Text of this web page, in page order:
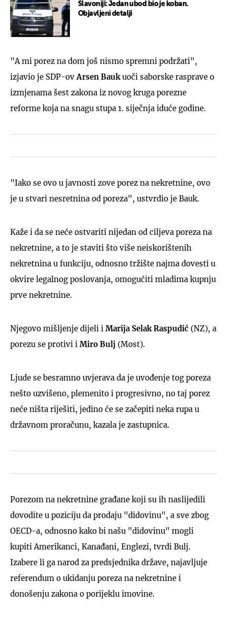
Slavoniji: Jedan ubod bio je koban.
Objavljeni detalji
"A mi porez na dom još nismo spremni podržati",
izjavio je SDP-ovArsen Baukuoči saborske rasprave o
izmjenama šest zakona iz novog kruga porezne
reforme koja na snagu stupa 1. siječnja iduće godine.
"Iako se ovo u javnosti zove porez na nekretnine, ovo
je u stvari nesretnina od poreza", ustvrdio je Bauk.
Kaže i da se neće ostvariti nijedan od ciljeva poreza na
nekretnine, a to je staviti što više neiskorištenih
nekretnina u funkciju, odnosno tržište najma dovesti u
okvire legalnog poslovanja, omogućiti mladima kupnju
prve nekretnine.
Njegovo mišljenje dijeli i Marija Selak Raspudić (NZ), a
porezu se protivi i Miro Bulj (Most).
Ljude se besramno uvjerava da je uvođenje tog poreza
nešto uzvišeno, plemenito i progresivno, no taj porez
neće ništa riješiti, jedino će se začepiti neka rupa u
državnom proračunu, kazala je zastupnica.
Porezom na nekretnine građane koji su ih naslijedili
dovodite u poziciju da prodaju "didovinu", a sve zbog
OECD-a, odnosno kako bi našu "didovinu" mogli
kupiti Amerikanci, Kanađani, Englezi, tvrdi Bulj.
Izabere li ga narod za predsjednika države, najavljuje
referendum o ukidanju poreza na nekretnine i
donošenju zakona o porijeklu imovine.